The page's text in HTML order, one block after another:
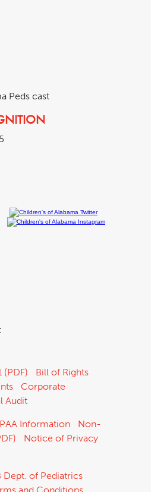
Bill of Rights
Corporate
Audit
Information
Non-
Notice of Privacy
Dept. of Pediatrics